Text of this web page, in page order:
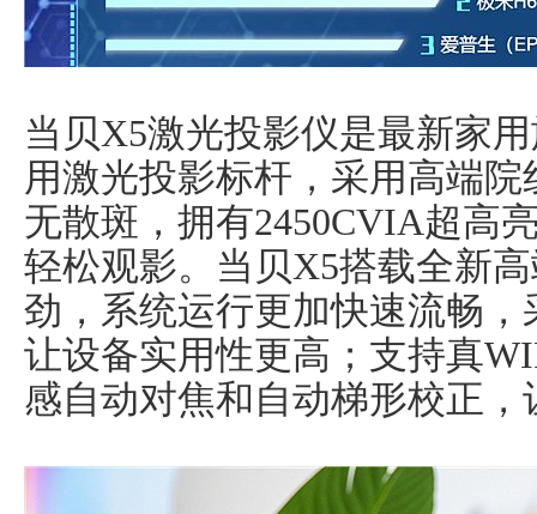
当贝X5激光投影仪是最新家
用激光投影标杆，采用高端
无散斑，拥有2450CVIA超高
轻松观影。当贝X5搭载全新
劲，系统运行更加快速流畅，
让设备实用性更高；支持真
感自动对焦和自动梯形校正